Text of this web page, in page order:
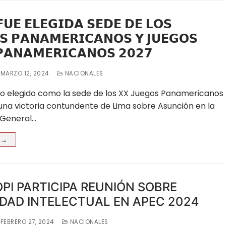
𝗘𝗟𝗘𝗚𝗜𝗗𝗔 𝗦𝗘𝗗𝗘 𝗗𝗘 𝗟𝗢𝗦
𝗣𝗔𝗡𝗔𝗠𝗘𝗥𝗜𝗖𝗔𝗡𝗢𝗦 𝗬 𝗝𝗨𝗘𝗚𝗢𝗦
𝟮𝟬𝟮𝟳
MARZO 12, 2024 NACIONALES
elegido como la sede de los XX Juegos Panamericanos
victoria contundente de Lima sobre Asunción en la
→
PARTICIPA REUNIÓN SOBRE
INTELECTUAL EN APEC 2024
FEBRERO 27, 2024 NACIONALES